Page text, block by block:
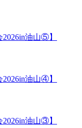
油山⑤】
油山④】
油山③】